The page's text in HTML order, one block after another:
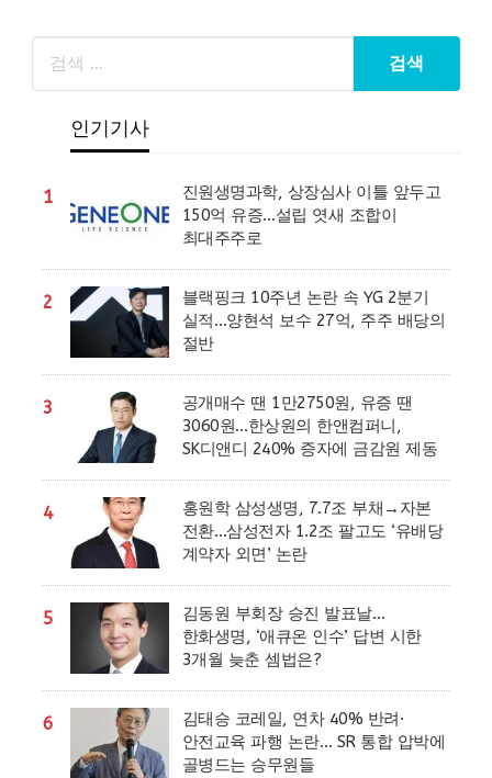
인기기사
1
진원생명과학, 상장심사 이틀 앞두고
150억 유증…설립 엿새 조합이
최대주주로
2
블랙핑크 10주년 논란 속 YG 2분기
실적…양현석 보수 27억, 주주 배당의
절반
3
공개매수 땐 1만2750원, 유증 땐
3060원…한상원의 한앤컴퍼니,
SK디앤디 240% 증자에 금감원 제동
4
홍원학 삼성생명, 7.7조 부채→자본
전환…삼성전자 1.2조 팔고도 ‘유배당
계약자 외면’ 논란
5
김동원 부회장 승진 발표날…
한화생명, ‘애큐온 인수’ 답변 시한
3개월 늦춘 셈법은?
6
김태승 코레일, 연차 40% 반려·
안전교육 파행 논란… SR 통합 압박에
골병드는 승무원들